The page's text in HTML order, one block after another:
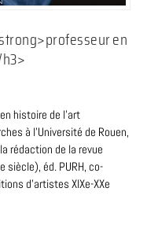
en
histoire de l’art
à l’Université de Rouen,
rédaction de la revue
siècle), éd. PURH, co-
d’artistes XIXe-XXe